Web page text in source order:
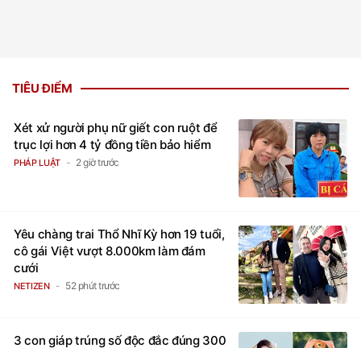
TIÊU ĐIỂM
Xét xử người phụ nữ giết con ruột để
trục lợi hơn 4 tỷ đồng tiền bảo hiểm
PHÁP LUẬT 2 giờ trước
Yêu chàng trai Thổ Nhĩ Kỳ hơn 19 tuổi,
cô gái Việt vượt 8.000km làm đám
cưới
NETIZEN 52 phút trước
3 con giáp trúng số độc đắc đúng 300